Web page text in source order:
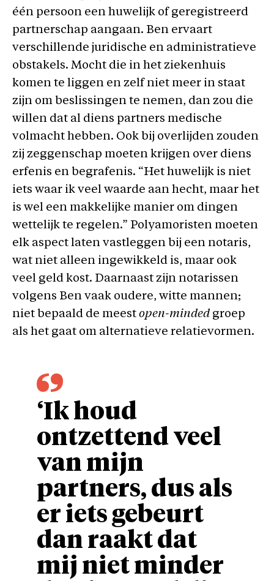
één persoon een huwelijk of geregistreerd
partnerschap aangaan. Ben ervaart
verschillende juridische en administratieve
obstakels. Mocht die in het ziekenhuis
komen te liggen en zelf niet meer in staat
zijn om beslissingen te nemen, dan zou die
willen dat al diens partners medische
volmacht hebben. Ook bij overlijden zouden
zij zeggenschap moeten krijgen over diens
erfenis en begrafenis. “Het huwelijk is niet
iets waar ik veel waarde aan hecht, maar het
is wel een makkelijke manier om dingen
wettelijk te regelen.” Polyamoristen moeten
elk aspect laten vastleggen bij een notaris,
wat niet alleen ingewikkeld is, maar ook
veel geld kost. Daarnaast zijn notarissen
volgens Ben vaak oudere, witte mannen;
niet bepaald de meest open-minded groep
als het gaat om alternatieve relatievormen.
‘Ik houd
ontzettend veel
van mijn
partners, dus als
er iets gebeurt
dan raakt dat
mij niet minder